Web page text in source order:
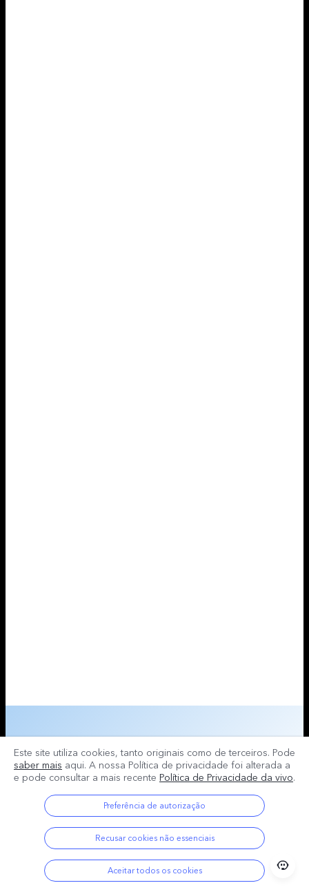
Este site utiliza cookies, tanto originais como de terceiros. Pode
saber mais aqui. A nossa Política de privacidade foi alterada a
e pode consultar a mais recente Política de Privacidade da vivo.
Preferência de autorização
Recusar cookies não essenciais
Aceitar todos os cookies